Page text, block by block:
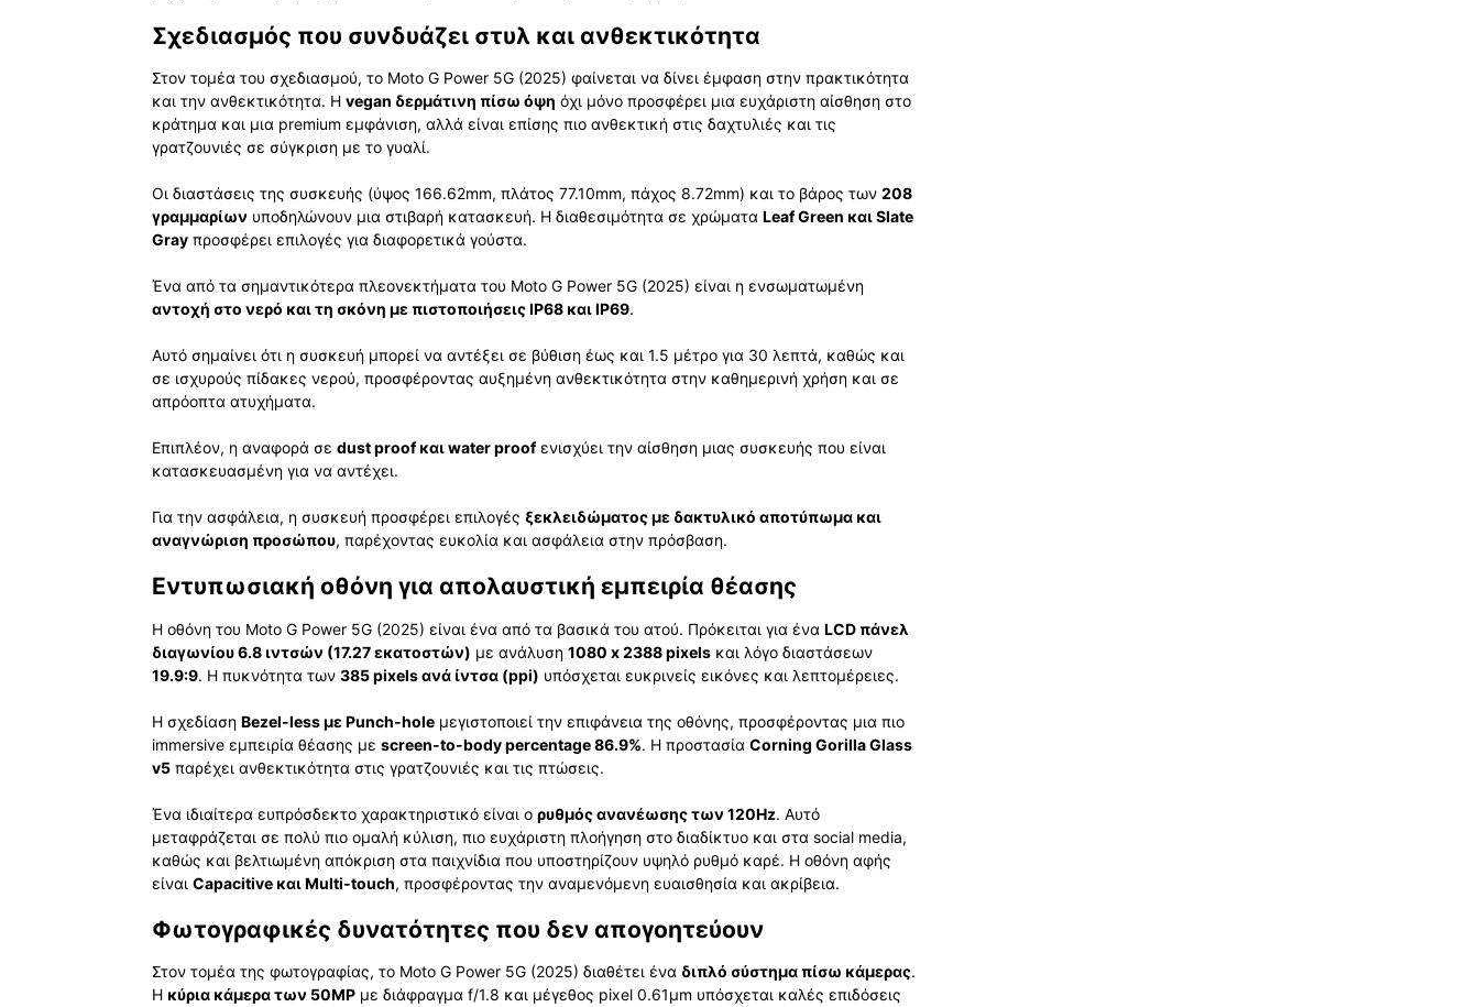
Σχεδιασμός που συνδυάζει στυλ και ανθεκτικότητα
Στον τομέα του σχεδιασμού, το Moto G Power 5G (2025) φαίνεται να δίνει έμφαση στην πρακτικότητα
και την ανθεκτικότητα. Η vegan δερμάτινη πίσω όψη όχι μόνο προσφέρει μια ευχάριστη αίσθηση στο
κράτημα και μια premium εμφάνιση, αλλά είναι επίσης πιο ανθεκτική στις δαχτυλιές και τις
γρατζουνιές σε σύγκριση με το γυαλί.
Οι διαστάσεις της συσκευής (ύψος 166.62mm, πλάτος 77.10mm, πάχος 8.72mm) και το βάρος των 208
γραμμαρίων υποδηλώνουν μια στιβαρή κατασκευή. Η διαθεσιμότητα σε χρώματα Leaf Green και Slate
Gray προσφέρει επιλογές για διαφορετικά γούστα.
Ένα από τα σημαντικότερα πλεονεκτήματα του Moto G Power 5G (2025) είναι η ενσωματωμένη
αντοχή στο νερό και τη σκόνη με πιστοποιήσεις IP68 και IP69.
Αυτό σημαίνει ότι η συσκευή μπορεί να αντέξει σε βύθιση έως και 1.5 μέτρο για 30 λεπτά, καθώς και
σε ισχυρούς πίδακες νερού, προσφέροντας αυξημένη ανθεκτικότητα στην καθημερινή χρήση και σε
απρόοπτα ατυχήματα.
Επιπλέον, η αναφορά σε dust proof και water proofενισχύει την αίσθηση μιας συσκευής που είναι
κατασκευασμένη για να αντέχει.
Για την ασφάλεια, η συσκευή προσφέρει επιλογές ξεκλειδώματος με δακτυλικό αποτύπωμα και
αναγνώριση προσώπου, παρέχοντας ευκολία και ασφάλεια στην πρόσβαση.
Εντυπωσιακή οθόνη για απολαυστική εμπειρία θέασης
Η οθόνη του Moto G Power 5G (2025) είναι ένα από τα βασικά του ατού. Πρόκειται για ένα LCD πάνελ
διαγωνίου 6.8 ιντσών (17.27 εκατοστών) με ανάλυση 1080 x 2388 pixels και λόγο διαστάσεων
19.9:9. Η πυκνότητα των 385 pixels ανά ίντσα (ppi) υπόσχεται ευκρινείς εικόνες και λεπτομέρειες.
Η σχεδίαση Bezel-less με Punch-hole μεγιστοποιεί την επιφάνεια της οθόνης, προσφέροντας μια πιο
immersive εμπειρία θέασης με screen-to-body percentage 86.9%. Η προστασία Corning Gorilla Glass
v5 παρέχει ανθεκτικότητα στις γρατζουνιές και τις πτώσεις.
Ένα ιδιαίτερα ευπρόσδεκτο χαρακτηριστικό είναι ο ρυθμός ανανέωσης των 120Hz. Αυτό
μεταφράζεται σε πολύ πιο ομαλή κύλιση, πιο ευχάριστη πλοήγηση στο διαδίκτυο και στα social media,
καθώς και βελτιωμένη απόκριση στα παιχνίδια που υποστηρίζουν υψηλό ρυθμό καρέ. Η οθόνη αφής
είναι Capacitive και Multi-touch, προσφέροντας την αναμενόμενη ευαισθησία και ακρίβεια.
Φωτογραφικές δυνατότητες που δεν απογοητεύουν
Στον τομέα της φωτογραφίας, το Moto G Power 5G (2025) διαθέτει ένα διπλό σύστημα πίσω κάμερας.
Η κύρια κάμερα των 50MP με διάφραγμα f/1.8 και μέγεθος pixel 0.61µm υπόσχεται καλές επιδόσεις